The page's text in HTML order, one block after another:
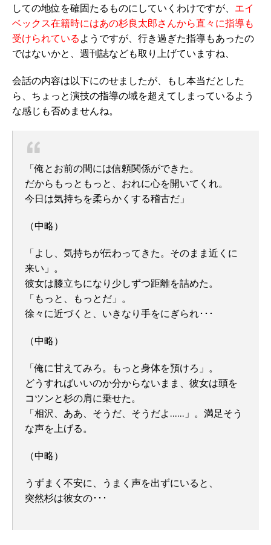
しての地位を確固たるものにしていくわけですが、 エイ
ベックス在籍時にはあの杉良太郎さんから直々に指導も
受けられている ようですが、行き過ぎた指導もあったの
ではないかと、週刊誌なども取り上げていますね、
会話の内容は以下にのせましたが、もし本当だとした
ら、ちょっと演技の指導の域を超えてしまっているよう
な感じも否めませんね。
「俺とお前の間には信頼関係ができた。
だからもっともっと、おれに心を開いてくれ。
今日は気持ちを柔らかくする稽古だ」
（中略）
「よし、気持ちが伝わってきた。そのまま近くに
来い」。
彼女は膝立ちになり少しずつ距離を詰めた。
「もっと、もっとだ」。
徐々に近づくと、いきなり手をにぎられ･･･
（中略）
「俺に甘えてみろ。もっと身体を預けろ」。
どうすればいいのか分からないまま、彼女は頭を
コツンと杉の肩に乗せた。
「相沢、ああ、そうだ、そうだよ……」。満足そう
な声を上げる。
（中略）
うずまく不安に、うまく声を出ずにいると、
突然杉は彼女の･･･